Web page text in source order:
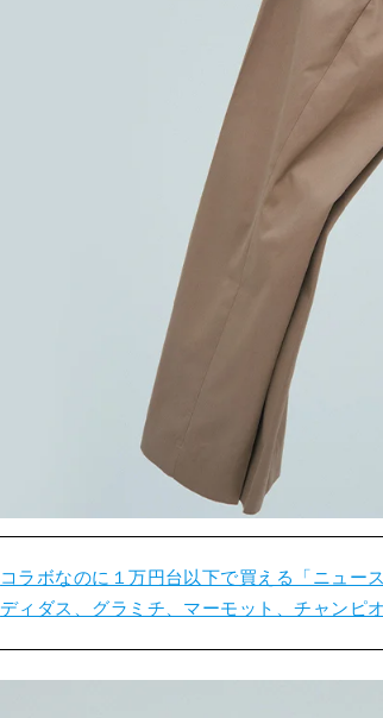
コラボなのに１万円台以下で買える「ニュー
ディダス、グラミチ、マーモット、チャンピ